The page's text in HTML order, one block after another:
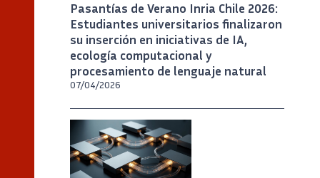
Pasantías de Verano Inria Chile 2026:
Estudiantes universitarios finalizaron
su inserción en iniciativas de IA,
ecología computacional y
procesamiento de lenguaje natural
07/04/2026
Crédito
Generado por inteligencia artificial